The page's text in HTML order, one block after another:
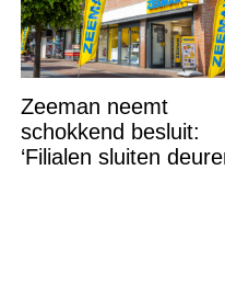
Zeeman neemt
schokkend besluit:
‘Filialen sluiten